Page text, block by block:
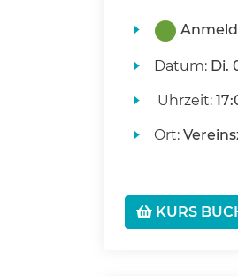
Datum: Di.
Uhrzeit:
Ort:
KURS